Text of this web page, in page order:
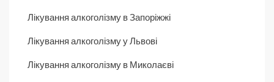
Лікування алкоголізму в Запоріжжі
Лікування алкоголізму у Львові
Лікування алкоголізму в Миколаєві